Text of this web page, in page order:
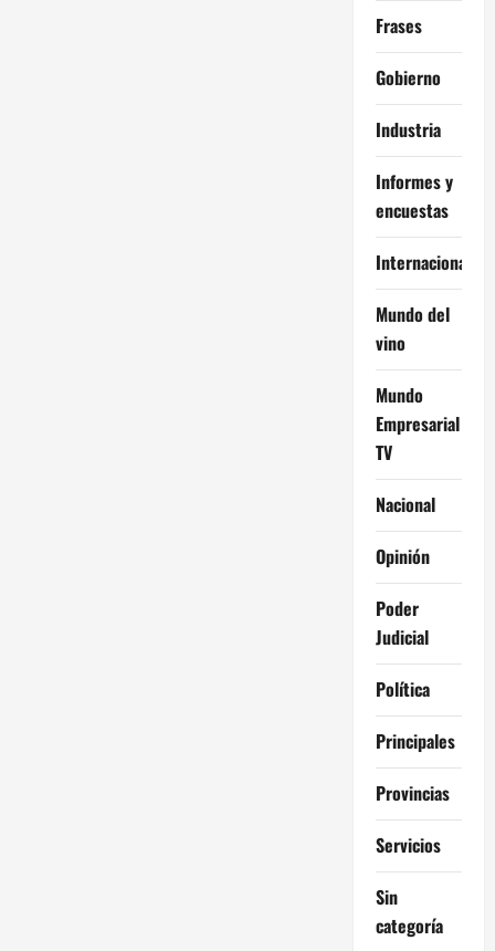
Frases
Gobierno
Industria
Informes y
encuestas
Internacional
Mundo del
vino
Mundo
Empresarial
TV
Nacional
Opinión
Poder
Judicial
Política
Principales
Provincias
Servicios
Sin
categoría